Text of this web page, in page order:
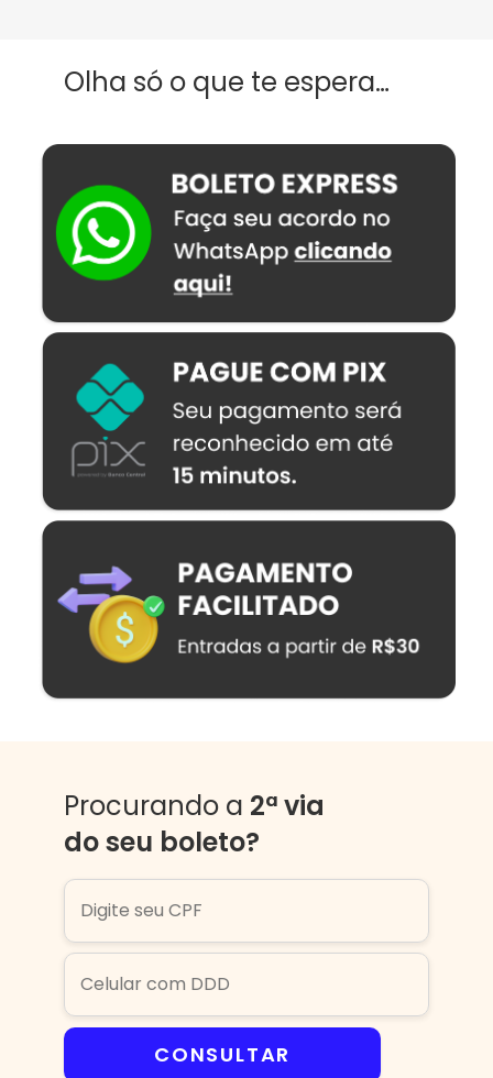
Olha só o que te espera…
Procurando a 2ª via
do seu boleto?
CONSULTAR